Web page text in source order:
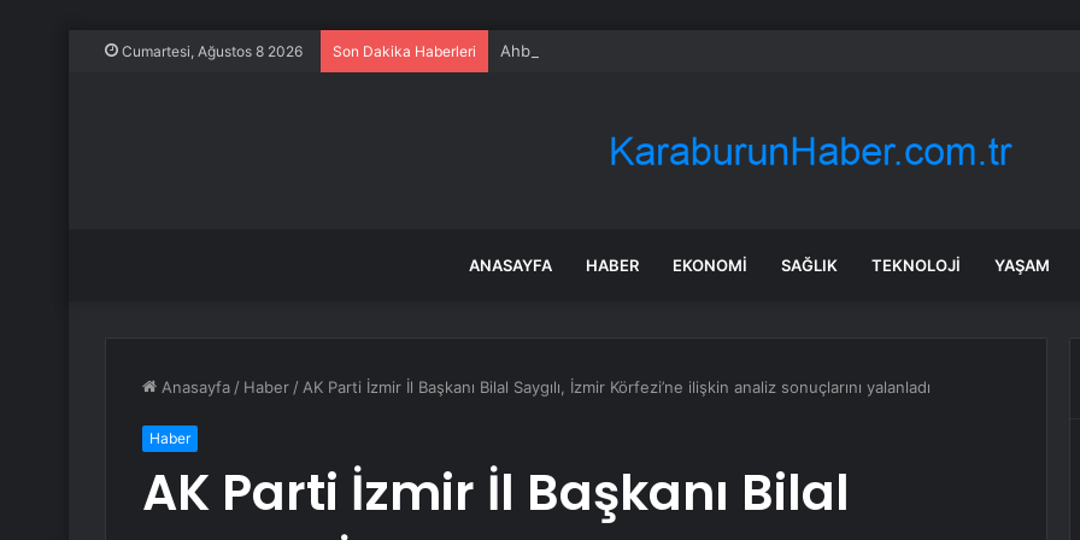
Cumartesi, Ağustos 8 2026 Son Dakika Haberleri Ahbaplar suç örgütü soruşturmasında ünlü isimler ifade verecek
ANASAYFA HABER EKONOMI SAĞLIK TEKNOLOJI YAŞAM
Anasayfa / Haber / AK Parti İzmir İl Başkanı Bilal Saygılı, İzmir Körfezi’ne ilişkin analiz sonuçlarını yalanladı
Haber
AK Parti İzmir İl Başkanı Bilal